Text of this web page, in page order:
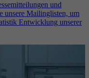
und
unsere Mailinglisten, um
Entwicklung unserer